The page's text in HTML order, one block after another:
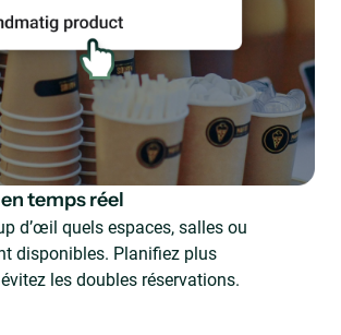
temps réel
d’œil quels espaces, salles ou
disponibles. Planifiez plus
les doubles réservations.